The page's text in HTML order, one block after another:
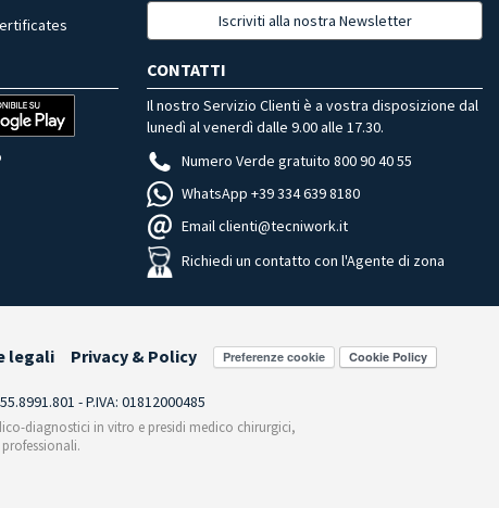
Iscriviti alla nostra Newsletter
CONTATTI
Il nostro Servizio Clienti è a vostra disposizione dal
lunedì al venerdì dalle 9.00 alle 17.30.
Numero Verde gratuito 800 90 40 55
WhatsApp +39 334 639 8180
Email clienti@tecniwork.it
Richiedi un contatto con l'Agente di zona
legali Privacy & Policy Preferenze cookie
- P.IVA: 01812000485
diagnostici in vitro e presidi medico chirurgici,